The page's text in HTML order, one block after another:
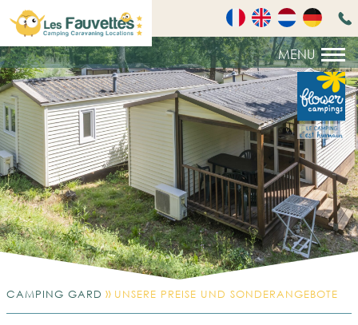
CAMPING GARD » UNSERE PREISE UND SONDERANGEBOTE